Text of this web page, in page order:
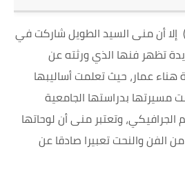
سنها ( ٢٢ سنة) إلا أن منى السيد الطويل شاركت في
تظهر فنها الذي ورثته عن
هناء عمار، حيث تعلمت أساليبها
مسيرتها بدراستها الجامعية
وتعتبر منى أن لوحاتها
الفن والنحت تعبيرا صادقا عن